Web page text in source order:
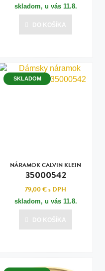
skladom, u vás 11.8.
DO KOŠÍKA
SKLADOM
NÁRAMOK CALVIN KLEIN
35000542
79,00 €s DPH
skladom, u vás 11.8.
DO KOŠÍKA